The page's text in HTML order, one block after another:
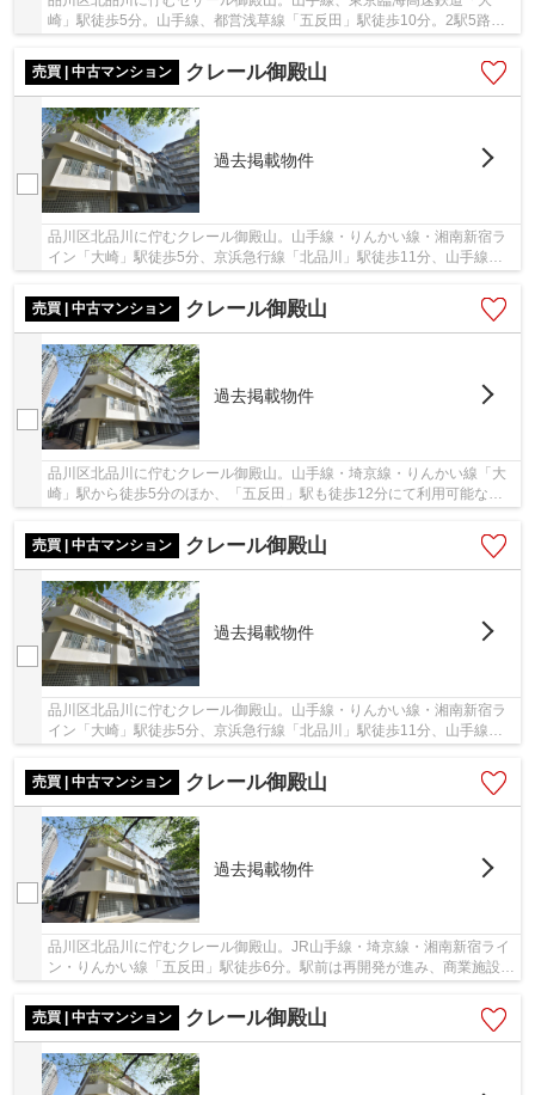
崎」駅徒歩5分。山手線、都営浅草線「五反田」駅徒歩10分。2駅5路線
売買 | 中古マンション
クレール御殿山
過去掲載物件
品川区北品川に佇むクレール御殿山。山手線・りんかい線・湘南新宿ラ
イン「大崎」駅徒歩5分、京浜急行線「北品川」駅徒歩11分、山手線他
売買 | 中古マンション
クレール御殿山
過去掲載物件
品川区北品川に佇むクレール御殿山。山手線・埼京線・りんかい線「大
崎」駅から徒歩5分のほか、「五反田」駅も徒歩12分にて利用可能な立
売買 | 中古マンション
クレール御殿山
過去掲載物件
品川区北品川に佇むクレール御殿山。山手線・りんかい線・湘南新宿ラ
イン「大崎」駅徒歩5分、京浜急行線「北品川」駅徒歩11分、山手線他
売買 | 中古マンション
クレール御殿山
過去掲載物件
品川区北品川に佇むクレール御殿山。JR山手線・埼京線・湘南新宿ライ
ン・りんかい線「五反田」駅徒歩6分。駅前は再開発が進み、商業施設や
オフィスが多く立ち並ぶエリアで、通勤や通学...
売買 | 中古マンション
クレール御殿山